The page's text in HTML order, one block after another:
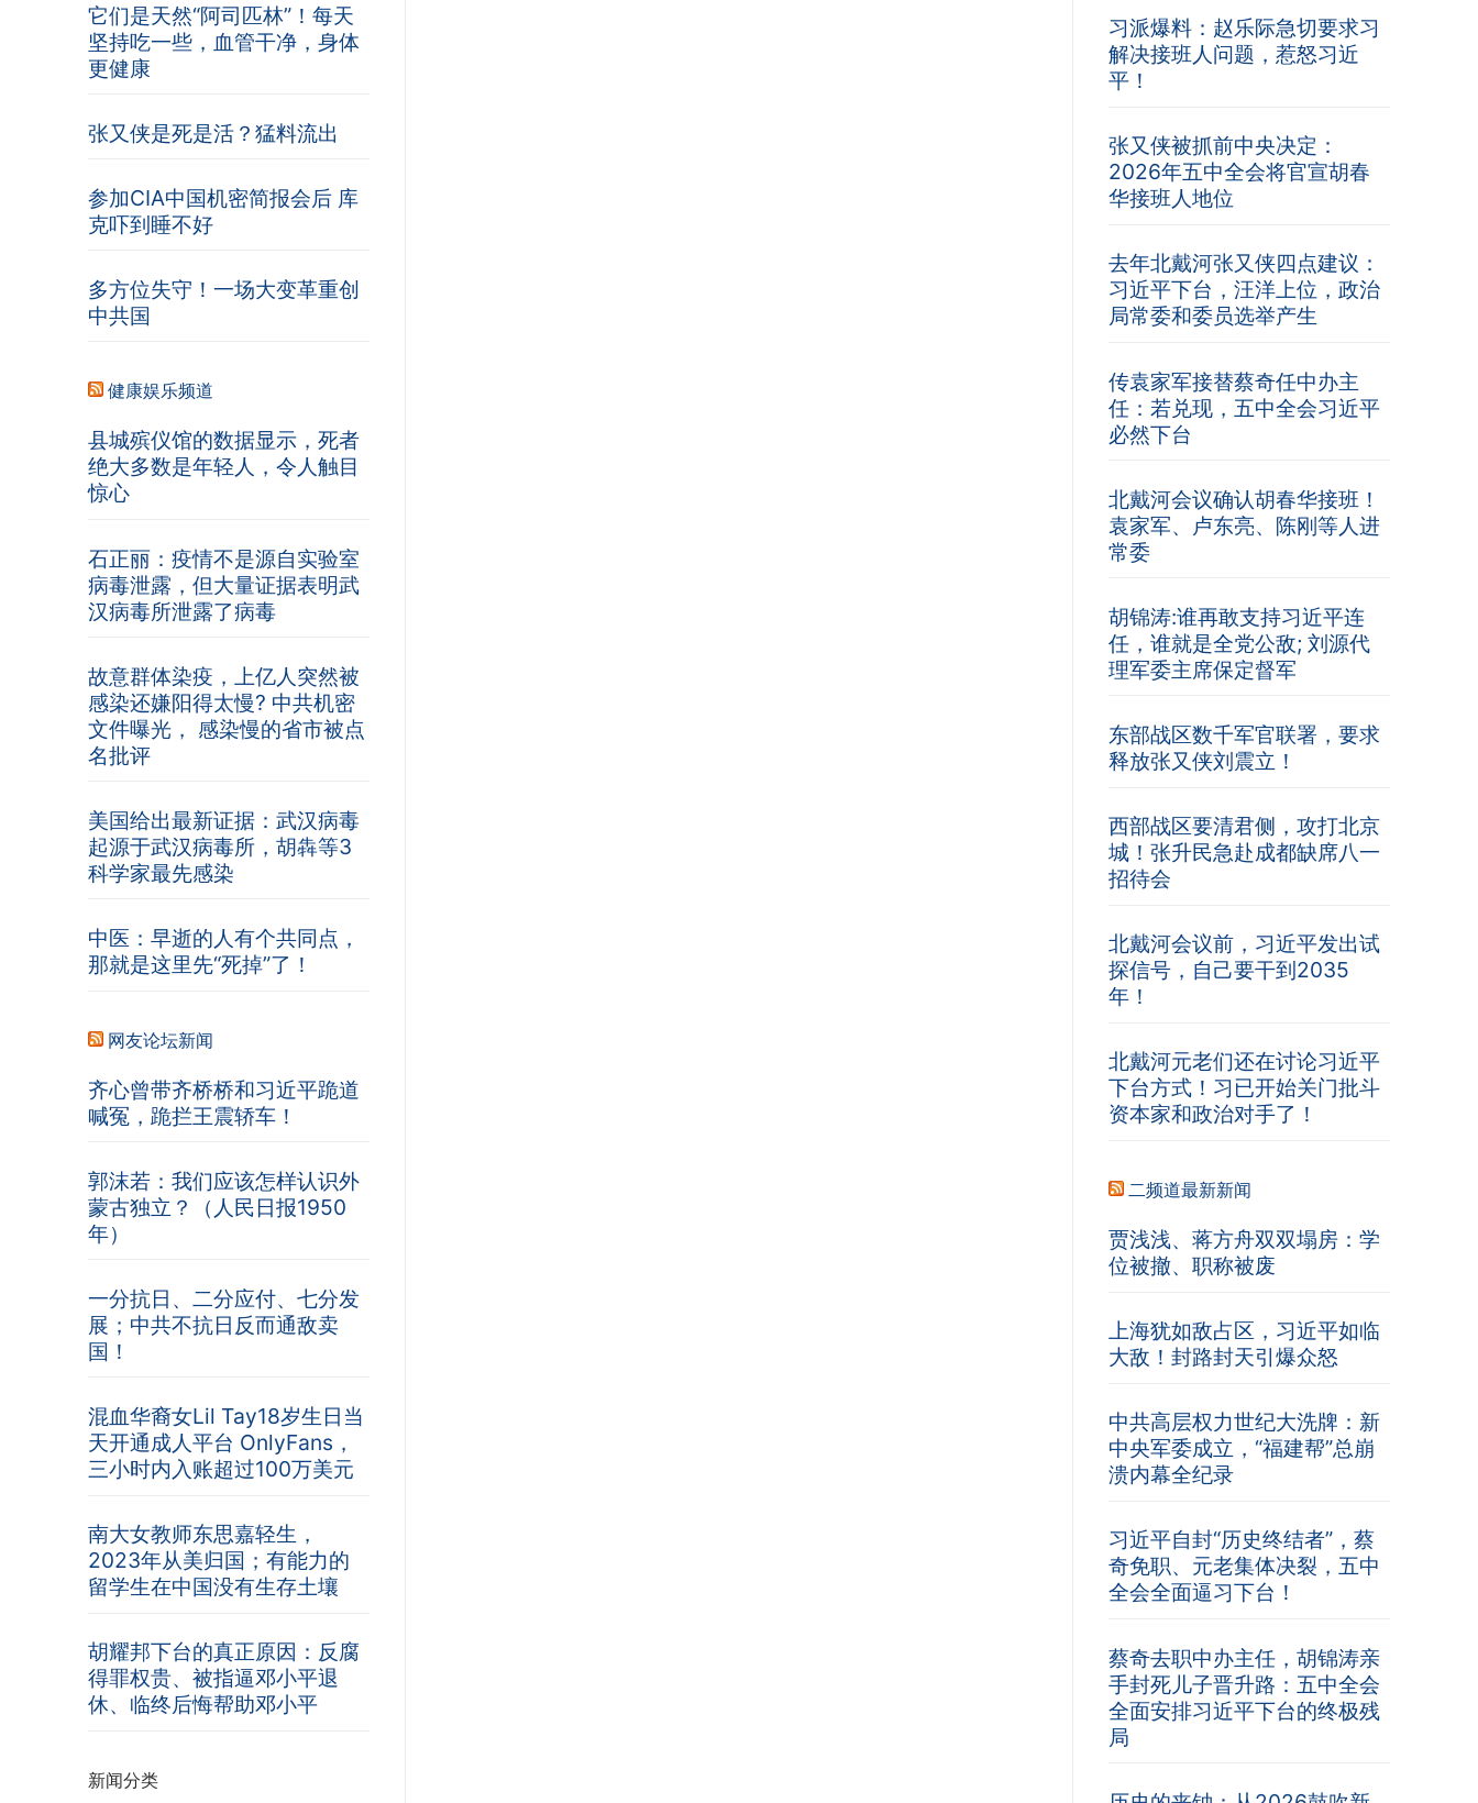
习派爆料：赵乐际急切要求习
解决接班人问题，惹怒习近
平！
张又侠被抓前中央决定：
2026年五中全会将官宣胡春
华接班人地位
去年北戴河张又侠四点建议：
习近平下台，汪洋上位，政治
局常委和委员选举产生
传袁家军接替蔡奇任中办主
任：若兑现，五中全会习近平
必然下台
北戴河会议确认胡春华接班！
袁家军、卢东亮、陈刚等人进
常委
胡锦涛:谁再敢支持习近平连
任，谁就是全党公敌; 刘源代
理军委主席保定督军
东部战区数千军官联署，要求
释放张又侠刘震立！
西部战区要清君侧，攻打北京
城！张升民急赴成都缺席八一
招待会
北戴河会议前，习近平发出试
探信号，自己要干到2035
年！
北戴河元老们还在讨论习近平
下台方式！习已开始关门批斗
资本家和政治对手了！
二频道最新新闻
贾浅浅、蒋方舟双双塌房：学
位被撤、职称被废
上海犹如敌占区，习近平如临
大敌！封路封天引爆众怒
中共高层权力世纪大洗牌：新
中央军委成立，“福建帮”总崩
溃内幕全纪录
习近平自封“历史终结者”，蔡
奇免职、元老集体决裂，五中
全会全面逼习下台！
蔡奇去职中办主任，胡锦涛亲
手封死儿子晋升路：五中全会
全面安排习近平下台的终极残
局
它们是天然“阿司匹林”！每天
坚持吃一些，血管干净，身体
更健康
张又侠是死是活？猛料流出
参加CIA中国机密简报会后 库
克吓到睡不好
多方位失守！一场大变革重创
中共国
健康娱乐频道
县城殡仪馆的数据显示，死者
绝大多数是年轻人，令人触目
惊心
石正丽：疫情不是源自实验室
病毒泄露，但大量证据表明武
汉病毒所泄露了病毒
故意群体染疫，上亿人突然被
感染还嫌阳得太慢? 中共机密
文件曝光， 感染慢的省市被点
名批评
美国给出最新证据：武汉病毒
起源于武汉病毒所，胡犇等3
科学家最先感染
中医：早逝的人有个共同点，
那就是这里先“死掉”了！
网友论坛新闻
齐心曾带齐桥桥和习近平跪道
喊冤，跪拦王震轿车！
郭沫若：我们应该怎样认识外
蒙古独立？（人民日报1950
年）
一分抗日、二分应付、七分发
展；中共不抗日反而通敌卖
国！
混血华裔女Lil Tay18岁生日当
天开通成人平台 OnlyFans，
三小时内入账超过100万美元
南大女教师东思嘉轻生，
2023年从美归国；有能力的
留学生在中国没有生存土壤
胡耀邦下台的真正原因：反腐
得罪权贵、被指逼邓小平退
休、临终后悔帮助邓小平
新闻分类